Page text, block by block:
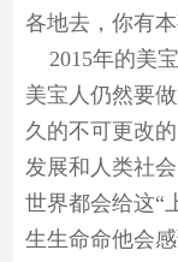
各地去，你有
2015年的美
美宝人仍然要
久的不可更改
发展和人类社
世界都会给这“
生生命命他会